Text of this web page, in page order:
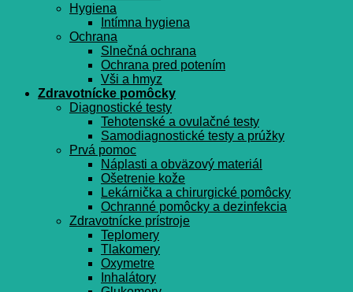
Hygiena
Intímna hygiena
Ochrana
Slnečná ochrana
Ochrana pred potením
Vši a hmyz
Zdravotnícke pomôcky
Diagnostické testy
Tehotenské a ovulačné testy
Samodiagnostické testy a prúžky
Prvá pomoc
Náplasti a obväzový materiál
Ošetrenie kože
Lekárnička a chirurgické pomôcky
Ochranné pomôcky a dezinfekcia
Zdravotnícke prístroje
Teplomery
Tlakomery
Oxymetre
Inhalátory